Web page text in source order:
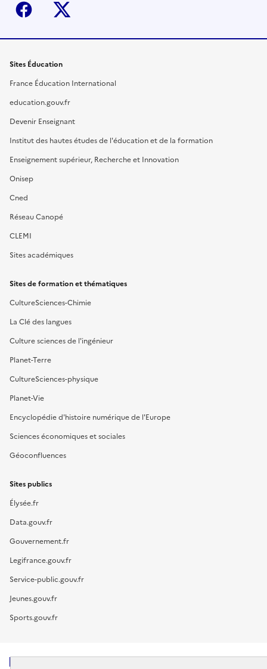
Facebook
Sites Éducation
France Éducation International
education.gouv.fr
Devenir Enseignant
Institut des hautes études de l'éducation et de la formation
Enseignement supérieur, Recherche et Innovation
Onisep
Cned
Réseau Canopé
CLEMI
Sites académiques
Sites de formation et thématiques
CultureSciences-Chimie
La Clé des langues
Culture sciences de l'ingénieur
Planet-Terre
CultureSciences-physique
Planet-Vie
Encyclopédie d'histoire numérique de l'Europe
Sciences économiques et sociales
Géoconfluences
Sites publics
Élysée.fr
Data.gouv.fr
Gouvernement.fr
Legifrance.gouv.fr
Service-public.gouv.fr
Jeunes.gouv.fr
Sports.gouv.fr